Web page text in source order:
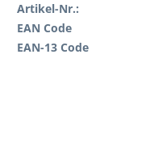
Artikel-Nr.:
EAN Code
EAN-13 Code